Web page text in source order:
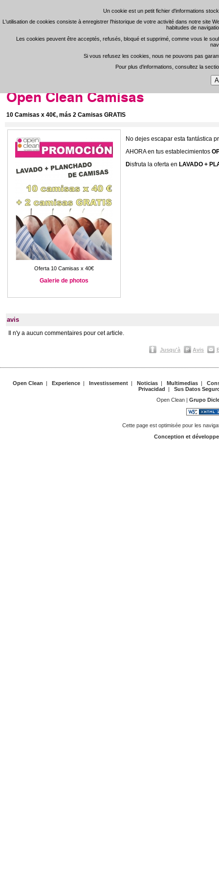
Un cookie est un petit fichier d'informations
L'utilisation de cookies consiste à enregistrer l'historique de votre activité dans notre site
habitudes de
Les cookies peuvent être acceptés, refusés, bloqué et supprimé, comme vous le
Si vous refusez les cookies, nous ne pouvons pas
Pour plus d'informations, consultez la
Un cookie est un petit fichier d'informations
L'utilisation de cookies consiste à enregistrer l'historique de votre activité dans notre site
habitudes de
Les cookies peuvent être acceptés, refusés, bloqué et supprimé, comme vous le
Si vous refusez les cookies, nous ne pouvons pas
Pour plus d'informations, consultez la
Open Clean
Open Clean Camisas
10 Camisas x 40€, más 2 Camisas GRATIS
Oferta 10 Camisas x 40€
Galerie de photos
No dejes escapar esta fantástica
AHORA en tus establecimientos
Disfruta la oferta en LAVADO +
avis
Il n'y a aucun commentaires pour cet article.
Jusqu'à Avis
S'enregistrer-
Open Clean | Experience | Investissement | Noticias | Multimedias |
Privacidad
|
Sus Datos
Open Clean | Grupo
Cette page est optimisée pour les
Conception et